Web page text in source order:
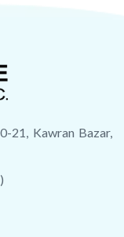
21, Kawran Bazar,